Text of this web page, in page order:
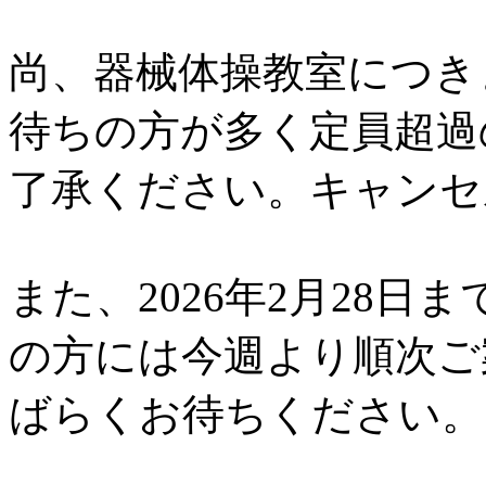
尚、器械体操教室につ
待ちの方が多く定員超
了承ください。キャン
また、2026年2月28日
の方には今週より順次
ばらくお待ちください。